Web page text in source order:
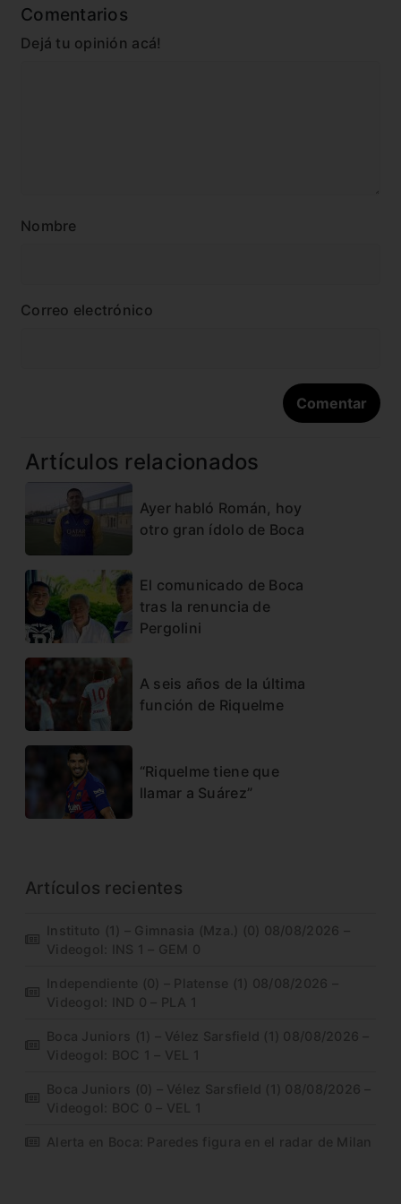
Comentarios
Dejá tu opinión acá!
Nombre
Correo electrónico
Artículos relacionados
Ayer habló Román, hoy
otro gran ídolo de Boca
El comunicado de Boca
tras la renuncia de
Pergolini
A seis años de la última
función de Riquelme
“Riquelme tiene que
llamar a Suárez”
Artículos recientes
Instituto (1) – Gimnasia (Mza.) (0) 08/08/2026 –
Videogol: INS 1 – GEM 0
Independiente (0) – Platense (1) 08/08/2026 –
Videogol: IND 0 – PLA 1
Boca Juniors (1) – Vélez Sarsfield (1) 08/08/2026 –
Videogol: BOC 1 – VEL 1
Boca Juniors (0) – Vélez Sarsfield (1) 08/08/2026 –
Videogol: BOC 0 – VEL 1
Alerta en Boca: Paredes figura en el radar de Milan